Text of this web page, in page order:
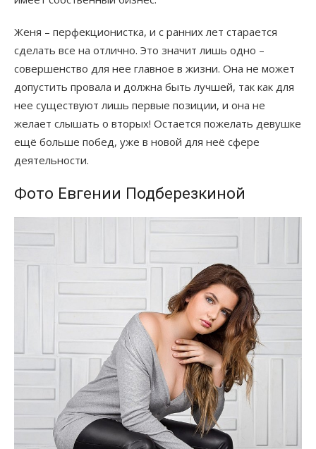
Женя – перфекционистка, и с ранних лет старается
сделать все на отлично. Это значит лишь одно –
совершенство для нее главное в жизни. Она не может
допустить провала и должна быть лучшей, так как для
нее существуют лишь первые позиции, и она не
желает слышать о вторых! Остается пожелать девушке
ещё больше побед, уже в новой для неё сфере
деятельности.
Фото Евгении Подберезкиной